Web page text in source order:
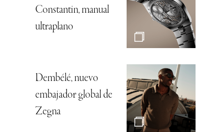
Constantin, manual
ultraplano
Dembélé, nuevo
embajador global de
Zegna